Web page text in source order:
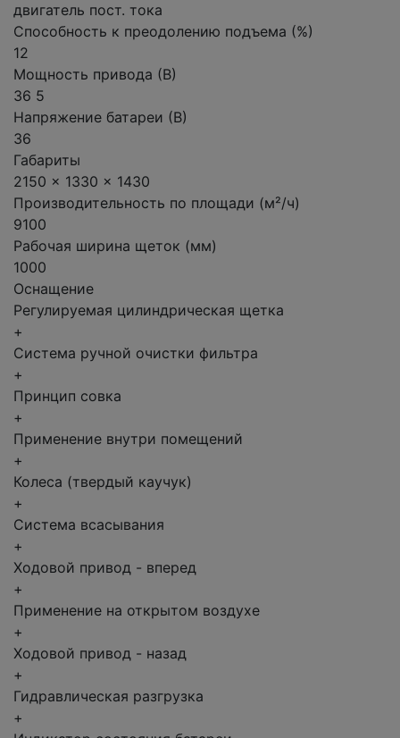
двигатель пост. тока
Способность к преодолению подъема (%)
12
Мощность привода (В)
36 5
Напряжение батареи (В)
36
Габариты
2150 x 1330 x 1430
Производительность по площади (м²/ч)
9100
Рабочая ширина щеток (мм)
1000
Оснащение
Регулируемая цилиндрическая щетка
+
Система ручной очистки фильтра
+
Принцип совка
+
Применение внутри помещений
+
Колеса (твердый каучук)
+
Система всасывания
+
Ходовой привод - вперед
+
Применение на открытом воздухе
+
Ходовой привод - назад
+
Гидравлическая разгрузка
+